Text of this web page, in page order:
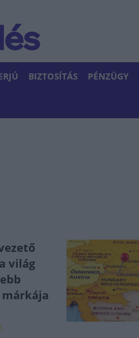
BIZTOSÍTÁS PÉNZÜGY
világ